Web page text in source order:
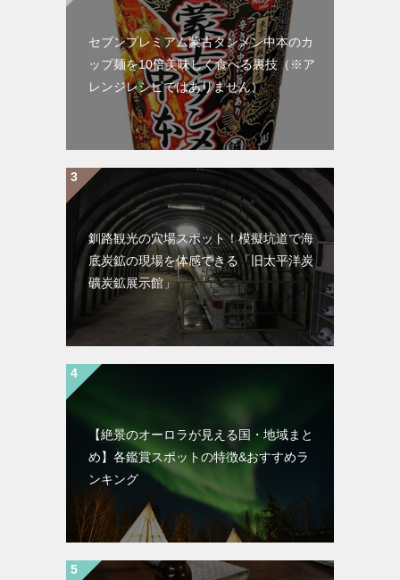
セブンプレミアム蒙古タンメン中本のカ
ップ麺を10倍美味しく食べる裏技（※ア
レンジレシピではありません）
釧路観光の穴場スポット！模擬坑道で海
底炭鉱の現場を体感できる「旧太平洋炭
礦炭鉱展示館」
【絶景のオーロラが見える国・地域まと
め】各鑑賞スポットの特徴&おすすめラ
ンキング